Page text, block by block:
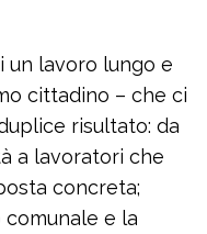
un lavoro lungo e
cittadino – che ci
risultato: da
a lavoratori che
concreta;
comunale e la